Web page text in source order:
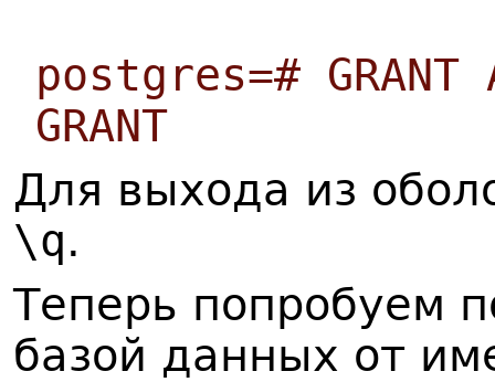
postgres=#
GRANT
Для выхода из
\q.
Теперь попробуем
базой данных от